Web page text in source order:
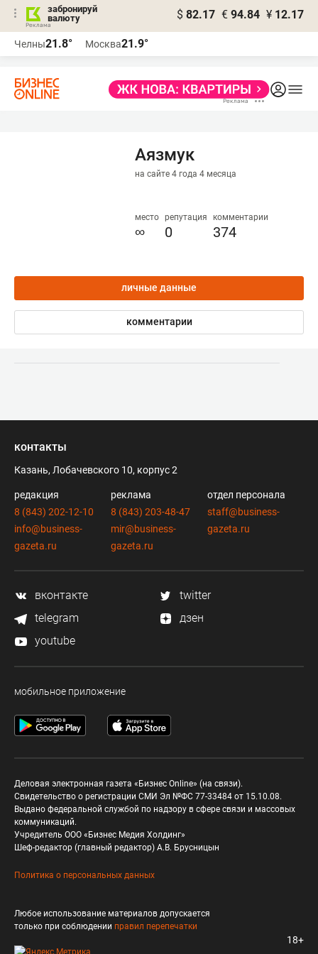
забронируй
валюту
$ 82.17 € 94.84 ¥ 12.17
Челны21.8° Москва21.9°
Аязмук
на сайте 4 года 4 месяца
место
∞
репутация
0
комментарии
374
личные данные
комментарии
контакты
Казань, Лобачевского 10, корпус 2
редакция
8 (843) 202-12-10
info@business-
gazeta.ru
реклама
8 (843) 203-48-47
mir@business-
gazeta.ru
отдел персонала
staff@business-
gazeta.ru
вконтакте
twitter
telegram
дзен
youtube
мобильное приложение
Деловая электронная газета «Бизнес Online» (на связи).
Свидетельство о регистрации СМИ Эл №ФС 77-33484 от 15.10.08.
Выдано федеральной службой по надзору в сфере связи и массовых
коммуникаций.
Учредитель ООО «Бизнес Медия Холдинг»
Шеф-редактор (главный редактор) А.В. Брусницын
Политика о персональных данных
Любое использование материалов допускается
только при соблюдении правил перепечатки
18+